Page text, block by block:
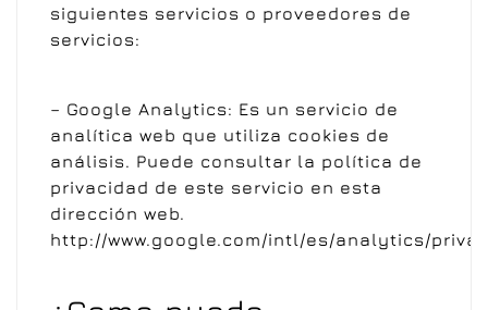
siguientes servicios o proveedores de
servicios:
– Google Analytics: Es un servicio de
analítica web que utiliza cookies de
análisis. Puede consultar la política de
privacidad de este servicio en esta
dirección web.
http://www.google.com/intl/es/analytics/